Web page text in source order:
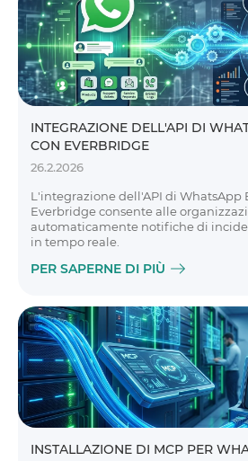
INTEGRAZIONE DELL'API DI
CON EVERBRIDGE
26.2.2026
L'integrazione dell'API di WhatsApp
Everbridge consente alle
automaticamente notifiche di
in tempo reale.
PER SAPERNE DI PIÙ
INSTALLAZIONE DI MCP PER